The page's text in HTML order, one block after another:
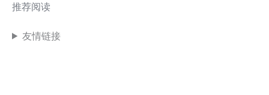
推荐阅读
友情链接